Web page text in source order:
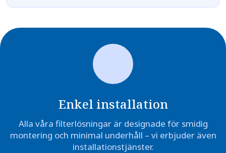
Enkel installation
Alla våra filterlösningar är designade för smidig
montering och minimal underhåll – vi erbjuder även
installationstjänster.